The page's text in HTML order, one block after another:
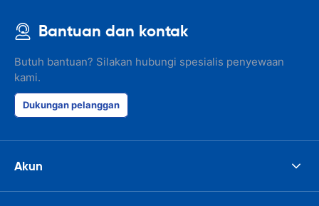
Bantuan dan kontak
Butuh bantuan? Silakan hubungi spesialis penyewaan
kami.
Dukungan pelanggan
Akun